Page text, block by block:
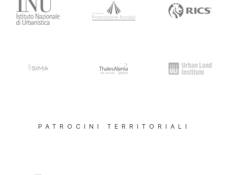
PATROCINI TERRITORIALI